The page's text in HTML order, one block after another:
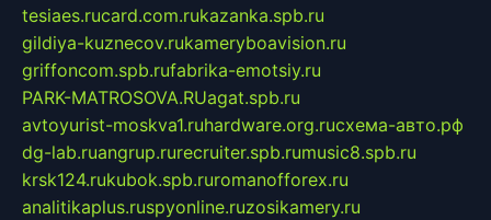
tesiaes.rucard.com.rukazanka.spb.ru
gildiya-kuznecov.rukameryboavision.ru
griffoncom.spb.rufabrika-emotsiy.ru
PARK-MATROSOVA.RUagat.spb.ru
avtoyurist-moskva1.ruhardware.org.ruсхема-авто.рф
dg-lab.ruangrup.rurecruiter.spb.rumusic8.spb.ru
krsk124.rukubok.spb.ruromanofforex.ru
analitikaplus.ruspyonline.ruzosikamery.ru